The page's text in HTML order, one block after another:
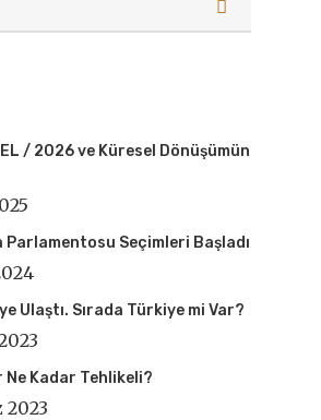
/ 2026 ve Küresel Dönüşümün
Seçimleri Başladı
Ulaştı. Sırada Türkiye mi Var?
Ne Kadar Tehlikeli?
2023